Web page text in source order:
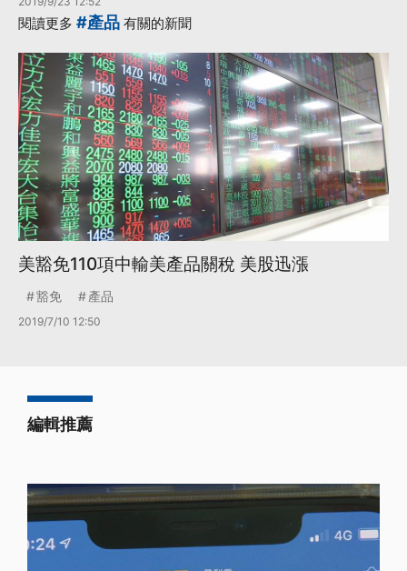
閱讀更多 #產品 有關的新聞
美豁免110項中輸美產品關稅 美股迅漲
豁免 產品
2019/7/10 12:50
編輯推薦